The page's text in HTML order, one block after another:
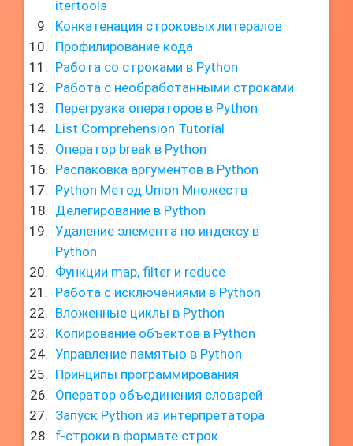
itertools
Конкатенация строковых литералов
Профилирование кода
Работа со строками в Python
Работа с необработанными строками
Перегрузка операторов в Python
List Comprehension Tutorial
Оператор break в Python
Распаковка аргументов в Python
Python Метод Union Множеств
Делегирование в Python
Удаление элемента по индексу в
Python
Функции map, filter и reduce
Работа с исключениями в Python
Вложенные циклы в Python
Копирование объектов в Python
Управление памятью в Python
Принципы программирования
Оператор объединения словарей
Запуск Python из интерпретатора
f-строки в формате строк